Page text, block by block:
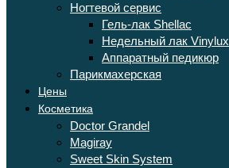
Ногтевой сервис
Гель-лак Shellac
Недельный лак Vinylux
Аппаратный педикюр
Парикмахерская
Цены
Косметика
Doctor Grandel
Magiray
Sweet Skin System